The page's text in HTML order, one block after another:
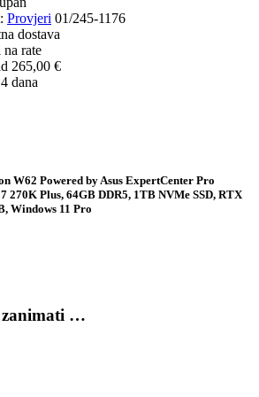
Provjeri 01/245-1176
dostava
rate
265,00 €
dana
W62 Powered by Asus ExpertCenter Pro
270K Plus, 64GB DDR5, 1TB NVMe SSD, RTX
Windows 11 Pro
zanimati …